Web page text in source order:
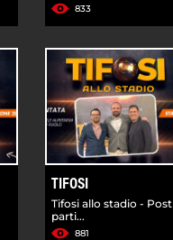
833
TIFOSI
Tifosi allo stadio - Post
parti...
881